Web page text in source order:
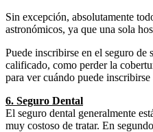
Sin excepción, absolutamente
astronómicos, ya que una sola
Puede inscribirse en el seguro
calificado, como perder la
para ver cuándo puede
6. Seguro Dental
El seguro dental generalmente
muy costoso de tratar. En